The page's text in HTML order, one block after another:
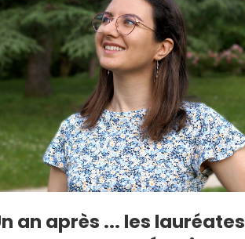
an après ... les lauréates